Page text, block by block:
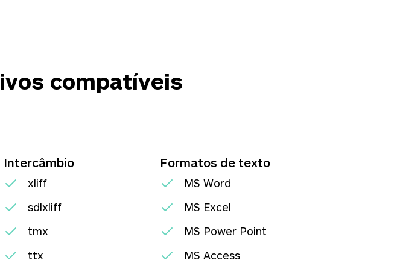
compatíveis
Intercâmbio
xliff
sdlxliff
tmx
ttx
Formatos de texto
MS Word
MS Excel
MS Power Point
MS Access